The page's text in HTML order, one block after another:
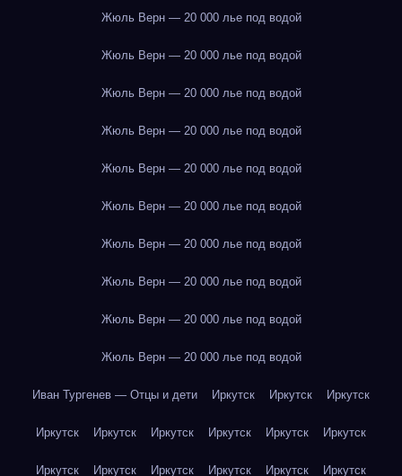
Жюль Верн — 20 000 лье под водой
Жюль Верн — 20 000 лье под водой
Жюль Верн — 20 000 лье под водой
Жюль Верн — 20 000 лье под водой
Жюль Верн — 20 000 лье под водой
Жюль Верн — 20 000 лье под водой
Жюль Верн — 20 000 лье под водой
Жюль Верн — 20 000 лье под водой
Жюль Верн — 20 000 лье под водой
Жюль Верн — 20 000 лье под водой
Иван Тургенев — Отцы и дети Иркутск Иркутск Иркутск
Иркутск Иркутск Иркутск Иркутск Иркутск Иркутск
Иркутск Иркутск Иркутск Иркутск Иркутск Иркутск